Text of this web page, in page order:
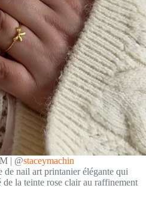
| @staceymachin
de nail art printanier élégante qui
la teinte rose clair au raffinement